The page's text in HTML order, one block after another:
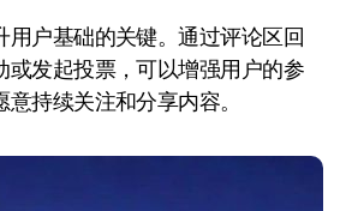
用户基础的关键。通过评论区回
或发起投票，可以增强用户的参
持续关注和分享内容。